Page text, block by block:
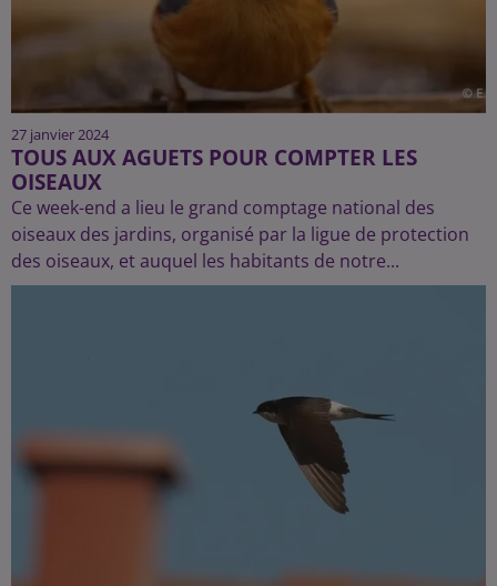
27 janvier 2024
TOUS AUX AGUETS POUR COMPTER LES
OISEAUX
Ce week-end a lieu le grand comptage national des
oiseaux des jardins, organisé par la ligue de protection
des oiseaux, et auquel les habitants de notre...